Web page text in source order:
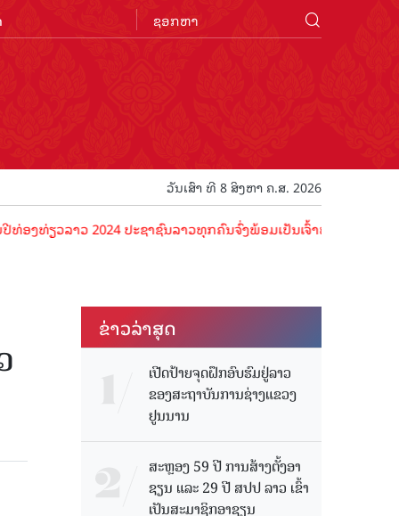
ວັນເສົາ ທີ 8 ສິງຫາ ຄ.ສ. 2026
ວລາວ 2024 ປະຊາຊົນລາວທຸກຄົນຈົ່ງພ້ອມເປັນເຈົ້າພາບທີ່ດີ ຕ້ອນຮັບນັກ
ຂ່າວ​ລ່າ​ສຸດ
ເປີດປ້າຍຈຸດຝຶກອົບຮົມຢູ່ລາວ
ຂອງສະຖາບັນການຊ່າງແຂວງ
ຢູນນານ
ສະຫຼອງ 59 ປີ ການສ້າງຕັ້ງອາ
ຊຽນ ແລະ 29 ປີ ສປປ ລາວ ເຂົ້າ
ເປັນສະມາຊິກອາຊຽນ